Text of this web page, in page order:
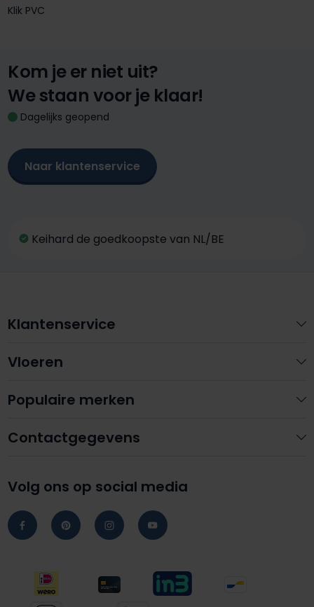
Klik PVC
Kom je er niet uit?
We staan voor je klaar!
Dagelijks geopend
Naar klantenservice
Keihard de goedkoopste van NL/BE
Contactgegevens
Volg ons op social media
Klantenservice
Vloeren
Populaire merken